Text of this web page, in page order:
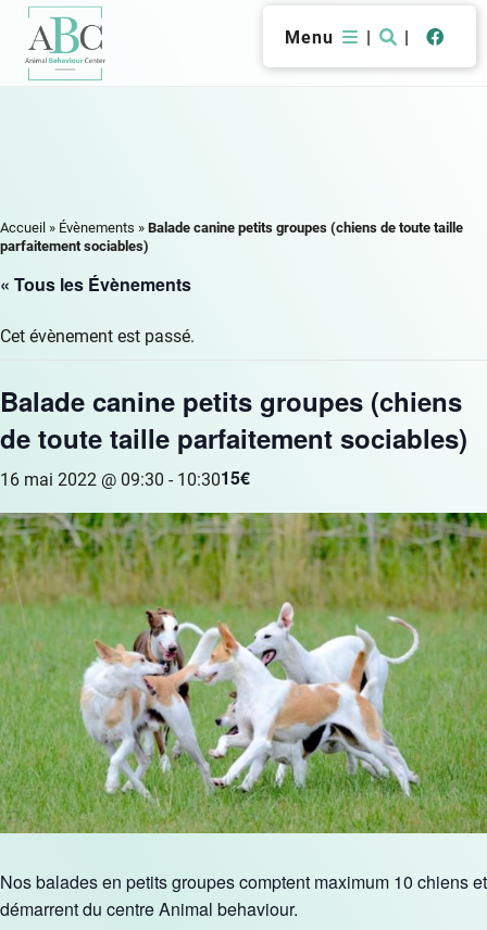
Menu | |
Accueil » Évènements »Balade canine petits groupes (chiens de toute taille
parfaitement sociables)
« Tous les Évènements
Cet évènement est passé.
Balade canine petits groupes (chiens
de toute taille parfaitement sociables)
16 mai 2022 @ 09:30 -10:3015€
Nos balades en petits groupes comptent maximum 10 chiens et
démarrent du centre Animal behaviour.